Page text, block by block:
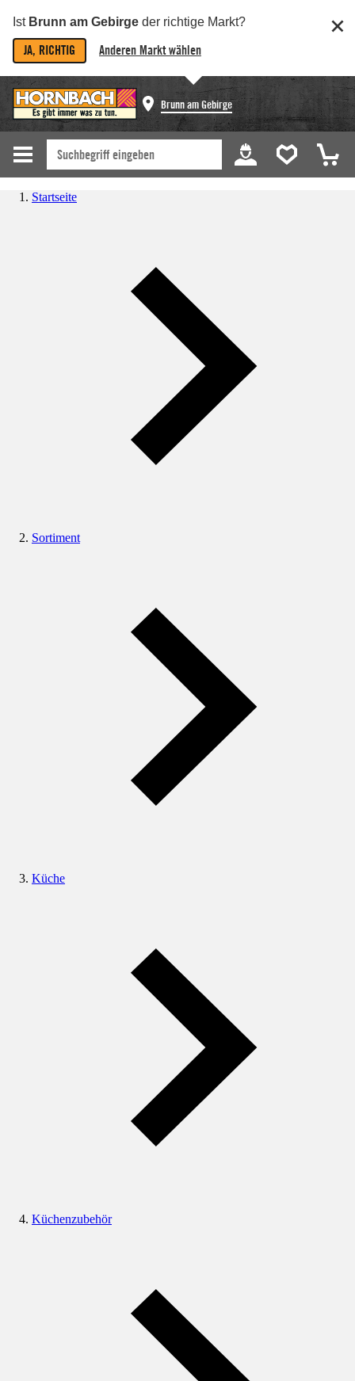
Ist Brunn am Gebirge der richtige Markt?
JA, RICHTIG Anderen Markt wählen
Brunn am Gebirge
Startseite
Sortiment
Küche
Küchenzubehör